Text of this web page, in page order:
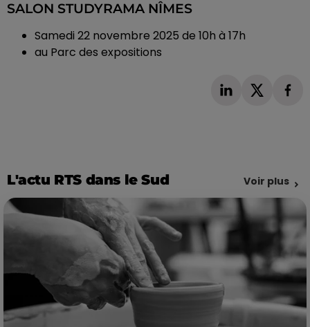
SALON STUDYRAMA NÎMES
Samedi 22 novembre 2025 de 10h à 17h
au Parc des expositions
L'actu RTS dans le Sud Voir plus